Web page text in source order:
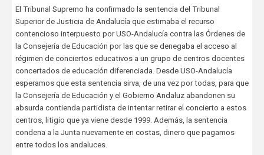
El Tribunal Supremo ha confirmado la sentencia del Tribunal
Superior de Justicia de Andalucía que estimaba el recurso
contencioso interpuesto por USO-Andalucía contra las Órdenes de
la Consejería de Educación por las que se denegaba el acceso al
régimen de conciertos educativos a un grupo de centros docentes
concertados de educación diferenciada. Desde USO-Andalucía
esperamos que esta sentencia sirva, de una vez por todas, para que
la Consejería de Educación y el Gobierno Andaluz abandonen su
absurda contienda partidista de intentar retirar el concierto a estos
centros, litigio que ya viene desde 1999. Además, la sentencia
condena a la Junta nuevamente en costas, dinero que pagamos
entre todos los andaluces.